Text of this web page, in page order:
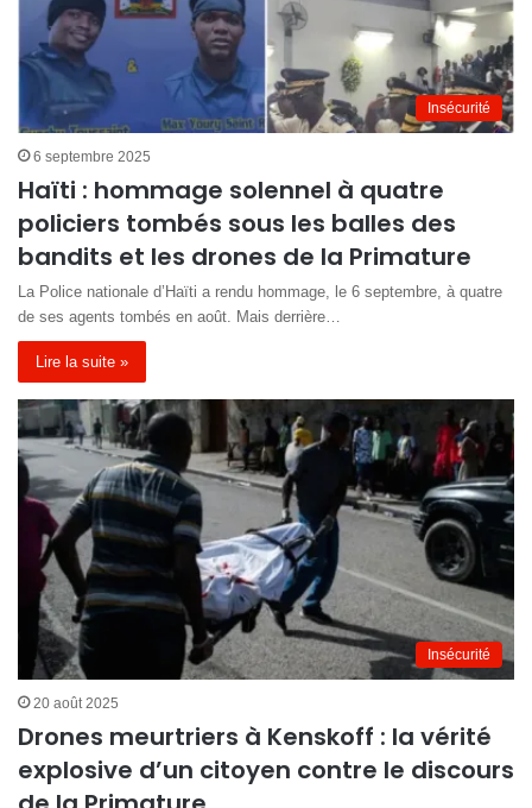
Insécurité
6 septembre 2025
Haïti : hommage solennel à quatre
policiers tombés sous les balles des
bandits et les drones de la Primature
La Police nationale d’Haïti a rendu hommage, le 6 septembre, à quatre
de ses agents tombés en août. Mais derrière…
Lire la suite »
Insécurité
20 août 2025
Drones meurtriers à Kenskoff : la vérité
explosive d’un citoyen contre le discours